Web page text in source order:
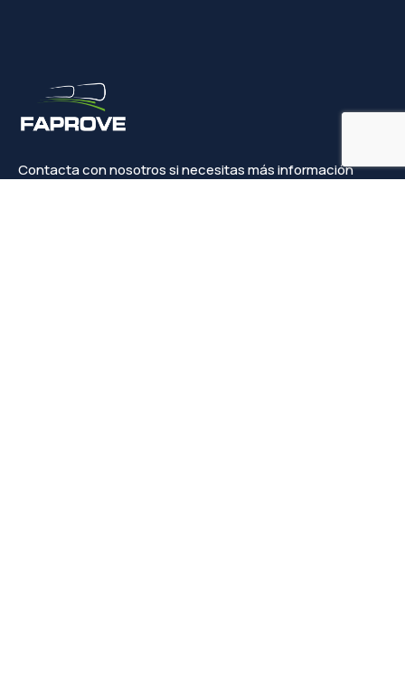
Contacta con nosotros si necesitas más información